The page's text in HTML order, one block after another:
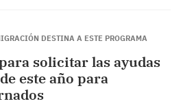
DESTINA A ESTE PROGRAMA
solicitar las ayudas
este año para